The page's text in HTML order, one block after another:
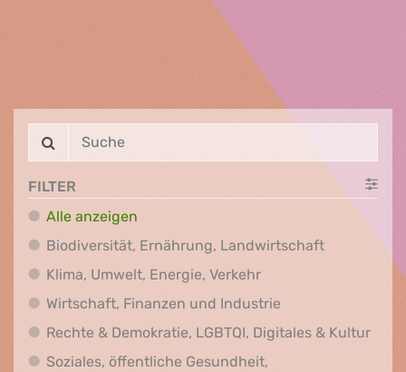
FILTER
Alle anzeigen
Biodiversität, Ernährung, Landwirtschaft
Klima, Umwelt, Energie, VerkehrKlima, Umwelt,
Wirtschaft, Finanzen und Industrie
Rechte & Demokratie, LGBTQI, Digitales & Kultur
Soziales, öffentliche Gesundheit,